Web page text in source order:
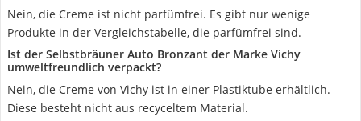
Nein, die Creme ist nicht parfümfrei. Es gibt nur wenige
Produkte in der Vergleichstabelle, die parfümfrei sind.
Ist der Selbstbräuner Auto Bronzant der Marke Vichy
umweltfreundlich verpackt?
Nein, die Creme von Vichy ist in einer Plastiktube erhältlich.
Diese besteht nicht aus recyceltem Material.